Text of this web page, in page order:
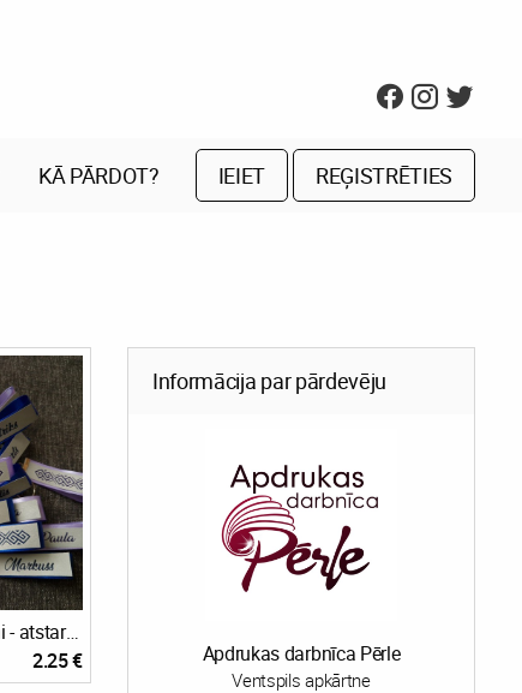
KĀ PĀRDOT? IEIET REĢISTRĒTIES
Personalizēti piekariņi - atstarotāji
2.25 €
Informācija par pārdevēju
Apdrukas darbnīca Pērle
Ventspils apkārtne